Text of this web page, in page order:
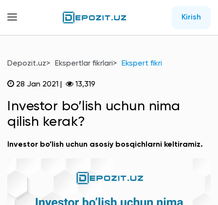
Kirish
Depozit.uz Ekspertlar fikrlari Ekspert fikri
28 Jan 2021 13,319
Investor bo’lish uchun nima
qilish kerak?
Investor bo’lish uchun asosiy bosqichlarni keltiramiz.